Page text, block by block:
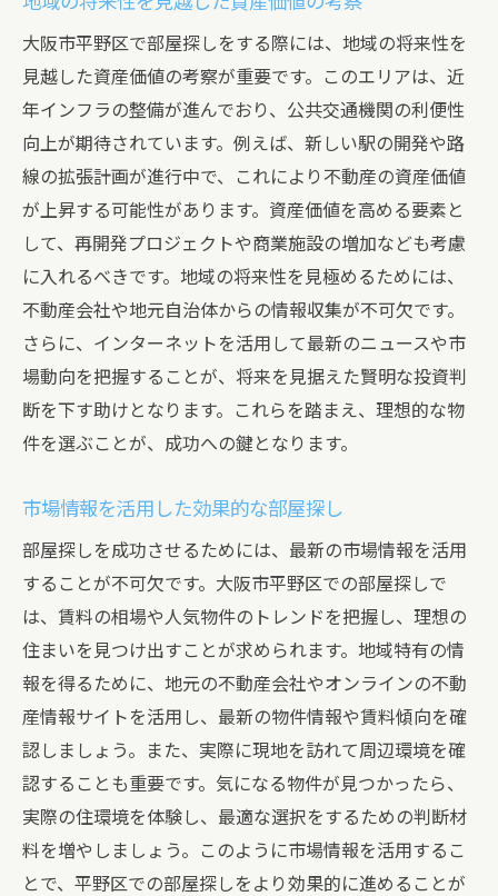
大阪市平野区で部屋探しをする際には、地域の将来性を
見越した資産価値の考察が重要です。このエリアは、近
年インフラの整備が進んでおり、公共交通機関の利便性
向上が期待されています。例えば、新しい駅の開発や路
線の拡張計画が進行中で、これにより不動産の資産価値
が上昇する可能性があります。資産価値を高める要素と
して、再開発プロジェクトや商業施設の増加なども考慮
に入れるべきです。地域の将来性を見極めるためには、
不動産会社や地元自治体からの情報収集が不可欠です。
さらに、インターネットを活用して最新のニュースや市
場動向を把握することが、将来を見据えた賢明な投資判
断を下す助けとなります。これらを踏まえ、理想的な物
件を選ぶことが、成功への鍵となります。
市場情報を活用した効果的な部屋探し
部屋探しを成功させるためには、最新の市場情報を活用
することが不可欠です。大阪市平野区での部屋探しで
は、賃料の相場や人気物件のトレンドを把握し、理想の
住まいを見つけ出すことが求められます。地域特有の情
報を得るために、地元の不動産会社やオンラインの不動
産情報サイトを活用し、最新の物件情報や賃料傾向を確
認しましょう。また、実際に現地を訪れて周辺環境を確
認することも重要です。気になる物件が見つかったら、
実際の住環境を体験し、最適な選択をするための判断材
料を増やしましょう。このように市場情報を活用するこ
とで、平野区での部屋探しをより効果的に進めることが